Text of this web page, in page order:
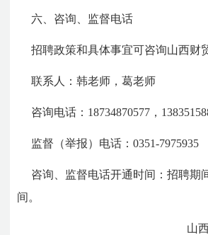
六、咨询、监督电话
招聘政策和具体事宜可咨询山西财
联系人：韩老师，葛老师
咨询电话：18734870577，
监督（举报）电话：0351-7975935
咨询、监督电话开通时间：招聘期
间。
山